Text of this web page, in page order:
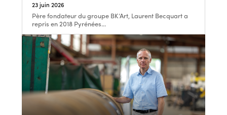
23 juin 2026
Père fondateur du groupe BK’Art, Laurent Becquart a
repris en 2018 Pyrénées...